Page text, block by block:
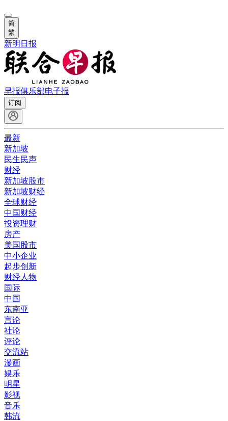
简
繁
新明日报
早报俱乐部电子报
订阅
最新
新加坡
民生民声
财经
新加坡股市
新加坡财经
全球财经
中国财经
投资理财
房产
美国股市
中小企业
起步创新
财经人物
国际
中国
东南亚
言论
社论
评论
交流站
漫画
娱乐
明星
影视
音乐
韩流